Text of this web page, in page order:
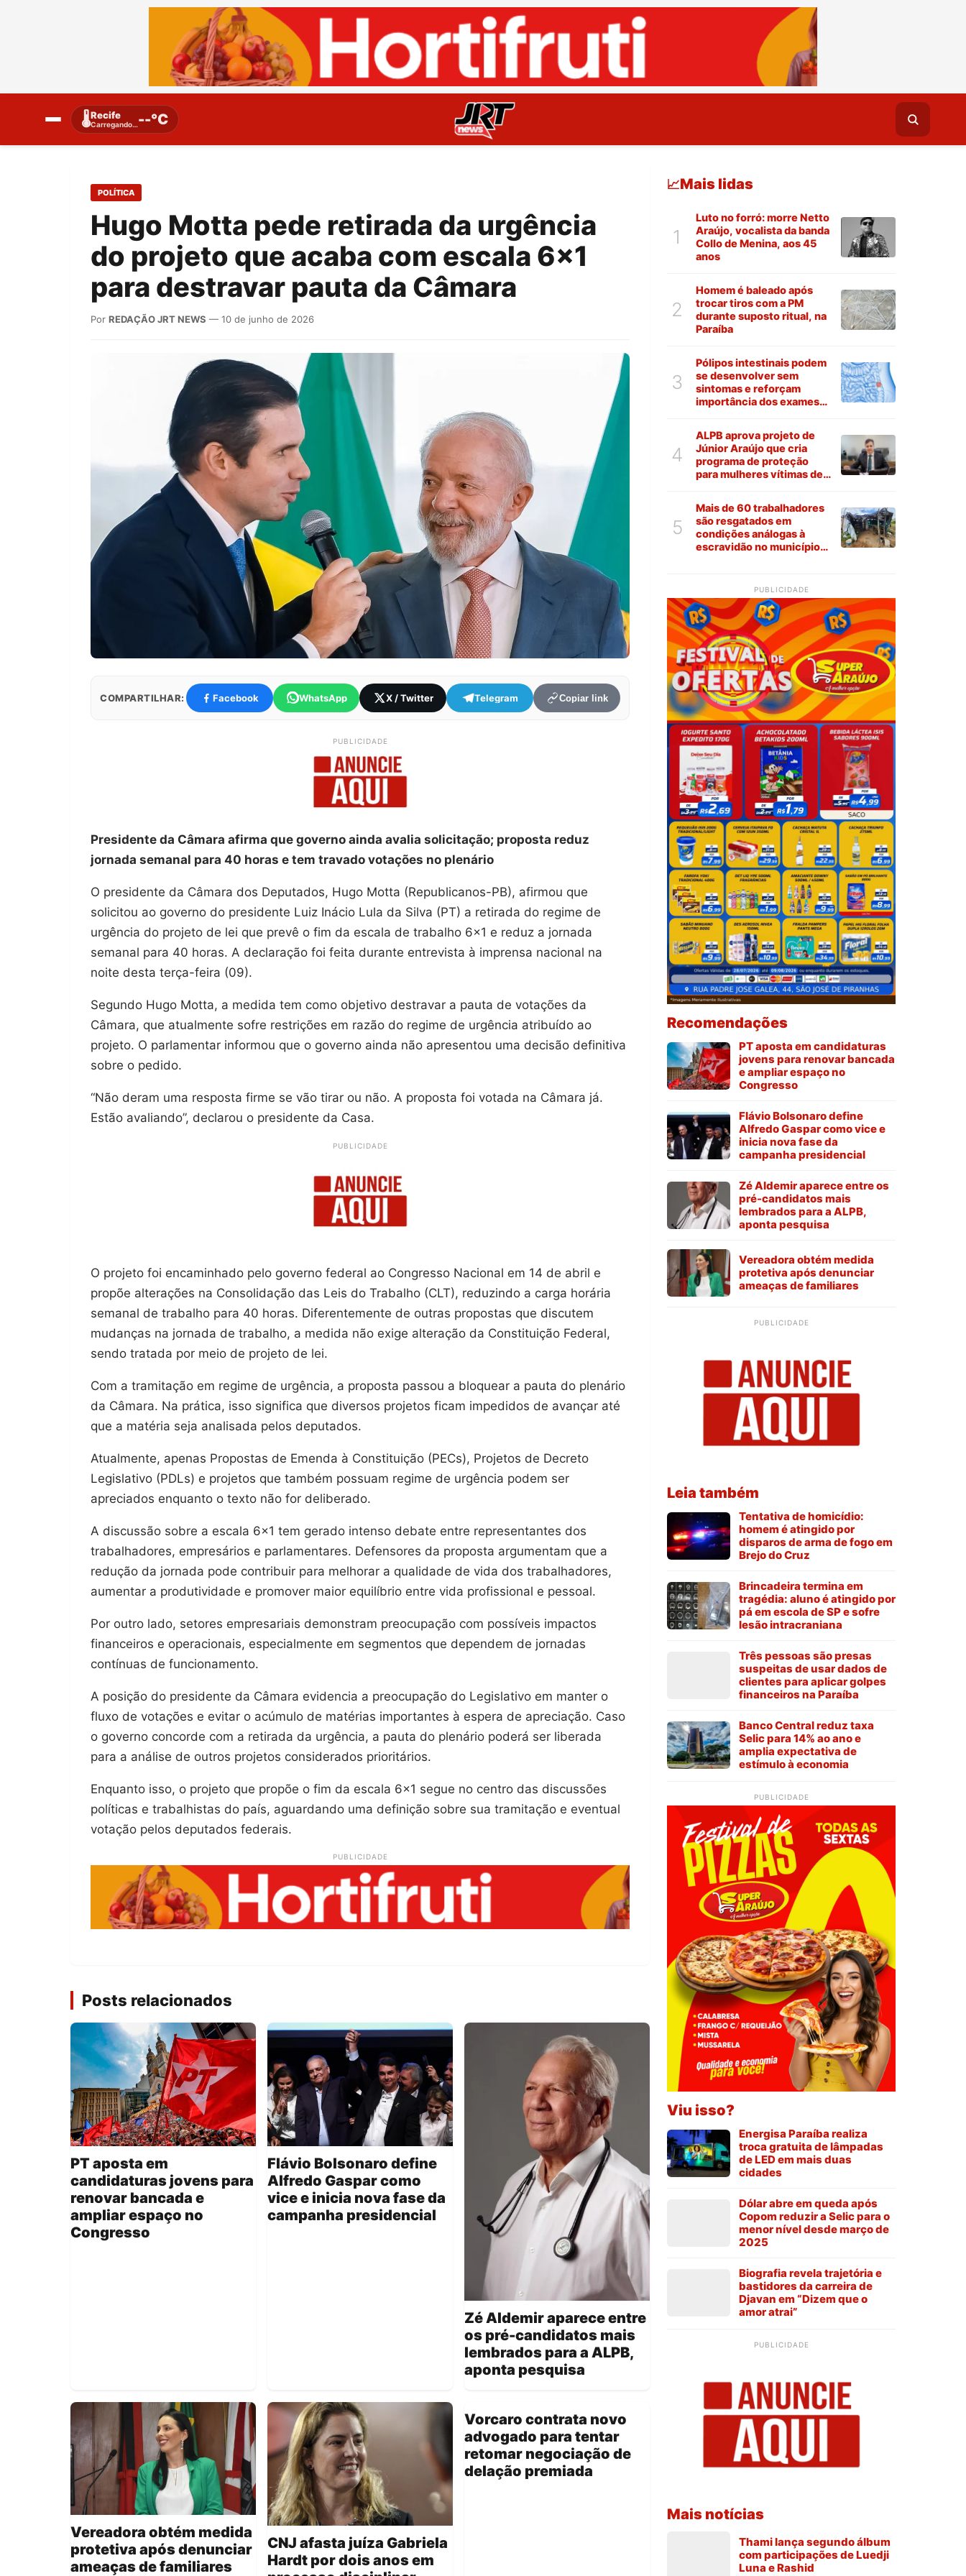
🌡️Recife
Carregando…--°C
POLÍTICA
Hugo Motta pede retirada da urgência
do projeto que acaba com escala 6×1
para destravar pauta da Câmara
Por REDAÇÃO JRT NEWS — 10 de junho de 2026
COMPARTILHAR: Facebook WhatsApp X / Twitter Telegram Copiar link
PUBLICIDADE
Presidente da Câmara afirma que governo ainda avalia solicitação; proposta reduz
jornada semanal para 40 horas e tem travado votações no plenário
O presidente da Câmara dos Deputados, Hugo Motta (Republicanos-PB), afirmou que
solicitou ao governo do presidente Luiz Inácio Lula da Silva (PT) a retirada do regime de
urgência do projeto de lei que prevê o fim da escala de trabalho 6×1 e reduz a jornada
semanal para 40 horas. A declaração foi feita durante entrevista à imprensa nacional na
noite desta terça-feira (09).
Segundo Hugo Motta, a medida tem como objetivo destravar a pauta de votações da
Câmara, que atualmente sofre restrições em razão do regime de urgência atribuído ao
projeto. O parlamentar informou que o governo ainda não apresentou uma decisão definitiva
sobre o pedido.
“Não deram uma resposta firme se vão tirar ou não. A proposta foi votada na Câmara já.
Estão avaliando”, declarou o presidente da Casa.
PUBLICIDADE
O projeto foi encaminhado pelo governo federal ao Congresso Nacional em 14 de abril e
propõe alterações na Consolidação das Leis do Trabalho (CLT), reduzindo a carga horária
semanal de trabalho para 40 horas. Diferentemente de outras propostas que discutem
mudanças na jornada de trabalho, a medida não exige alteração da Constituição Federal,
sendo tratada por meio de projeto de lei.
Com a tramitação em regime de urgência, a proposta passou a bloquear a pauta do plenário
da Câmara. Na prática, isso significa que diversos projetos ficam impedidos de avançar até
que a matéria seja analisada pelos deputados.
Atualmente, apenas Propostas de Emenda à Constituição (PECs), Projetos de Decreto
Legislativo (PDLs) e projetos que também possuam regime de urgência podem ser
apreciados enquanto o texto não for deliberado.
A discussão sobre a escala 6×1 tem gerado intenso debate entre representantes dos
trabalhadores, empresários e parlamentares. Defensores da proposta argumentam que a
redução da jornada pode contribuir para melhorar a qualidade de vida dos trabalhadores,
aumentar a produtividade e promover maior equilíbrio entre vida profissional e pessoal.
Por outro lado, setores empresariais demonstram preocupação com possíveis impactos
financeiros e operacionais, especialmente em segmentos que dependem de jornadas
contínuas de funcionamento.
A posição do presidente da Câmara evidencia a preocupação do Legislativo em manter o
fluxo de votações e evitar o acúmulo de matérias importantes à espera de apreciação. Caso
o governo concorde com a retirada da urgência, a pauta do plenário poderá ser liberada
para a análise de outros projetos considerados prioritários.
Enquanto isso, o projeto que propõe o fim da escala 6×1 segue no centro das discussões
políticas e trabalhistas do país, aguardando uma definição sobre sua tramitação e eventual
votação pelos deputados federais.
PUBLICIDADE
Posts relacionados
PT aposta em
candidaturas jovens para
renovar bancada e
ampliar espaço no
Congresso
Flávio Bolsonaro define
Alfredo Gaspar como
vice e inicia nova fase da
campanha presidencial
Zé Aldemir aparece entre
os pré-candidatos mais
lembrados para a ALPB,
aponta pesquisa
Vereadora obtém medida
protetiva após denunciar
ameaças de familiares
CNJ afasta juíza Gabriela
Hardt por dois anos em
Vorcaro contrata novo
advogado para tentar
retomar negociação de
delação premiada
📈Mais lidas
1
Luto no forró: morre Netto
Araújo, vocalista da banda
Collo de Menina, aos 45
anos
2
Homem é baleado após
trocar tiros com a PM
durante suposto ritual, na
Paraíba
3
Pólipos intestinais podem
se desenvolver sem
sintomas e reforçam
importância dos exames
4
ALPB aprova projeto de
Júnior Araújo que cria
programa de proteção
para mulheres vítimas de
5
Mais de 60 trabalhadores
são resgatados em
condições análogas à
escravidão no município
PUBLICIDADE
Recomendações
PT aposta em candidaturas
jovens para renovar bancada
e ampliar espaço no
Congresso
Flávio Bolsonaro define
Alfredo Gaspar como vice e
inicia nova fase da
campanha presidencial
Zé Aldemir aparece entre os
pré-candidatos mais
lembrados para a ALPB,
aponta pesquisa
Vereadora obtém medida
protetiva após denunciar
ameaças de familiares
PUBLICIDADE
Leia também
Tentativa de homicídio:
homem é atingido por
disparos de arma de fogo em
Brejo do Cruz
Brincadeira termina em
tragédia: aluno é atingido por
pá em escola de SP e sofre
lesão intracraniana
Três pessoas são presas
suspeitas de usar dados de
clientes para aplicar golpes
financeiros na Paraíba
Banco Central reduz taxa
Selic para 14% ao ano e
amplia expectativa de
estímulo à economia
PUBLICIDADE
Viu isso?
Energisa Paraíba realiza
troca gratuita de lâmpadas
de LED em mais duas
cidades
Dólar abre em queda após
Copom reduzir a Selic para o
menor nível desde março de
2025
Biografia revela trajetória e
bastidores da carreira de
Djavan em “Dizem que o
amor atrai”
PUBLICIDADE
Mais notícias
Thami lança segundo álbum
com participações de Luedji
Luna e Rashid